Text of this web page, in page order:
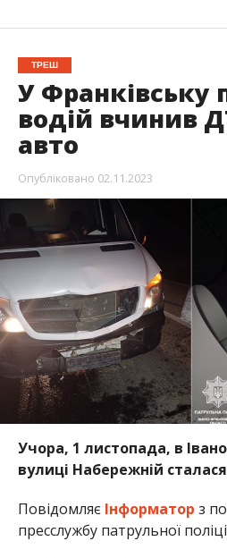
ТРЕШ
У Франківську
водій вчинив
авто
Опубліковано 02.11.2023
Учора, 1 листопада, в
вулиці Набережній
Повідомляє Інформатор з
пресслужбу патрульної